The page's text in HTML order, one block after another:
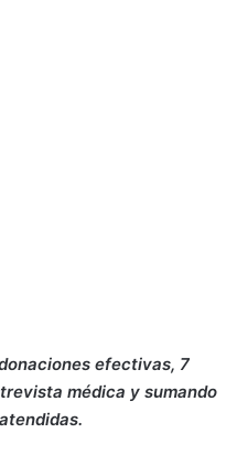
efectivas, 7
médica y sumando